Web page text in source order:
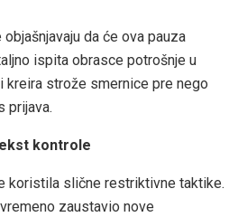
da će ova pauza
ispita obrasce potrošnje u
kreira strože smernice pre nego
prijava.
kontrole
koristila slične restriktivne taktike.
zaustavio nove